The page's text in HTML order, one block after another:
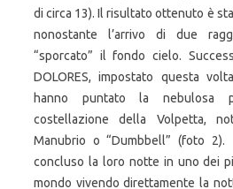
di circa 13). Il risultato ottenuto è
nonostante l’arrivo di due
“sporcato” il fondo cielo.
DOLORES, impostato questa
hanno puntato la nebulosa
costellazione della Volpetta,
Manubrio o “Dumbbell” (foto
concluso la loro notte in uno dei
mondo vivendo direttamente la